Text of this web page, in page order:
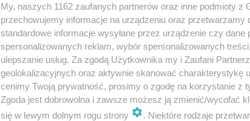
My, naszych 1162 zaufanych partnerów oraz inne podmioty
przechowujemy informacje na urządzeniu oraz przetwarzamy
standardowe informacje wysyłane przez urządzenie czy dane
spersonalizowanych reklam, wybór spersonalizowanych
ulepszanie usług. Za zgodą Użytkownika my i Zaufani
geolokalizacyjnych oraz aktywnie skanować charakterystykę
cenimy Twoją prywatność, prosimy o zgodę na korzystanie z
Zgoda jest dobrowolna i zawsze możesz ją zmienić/wycofać
się w lewym dolnym rogu strony
. Niektóre rodzaje